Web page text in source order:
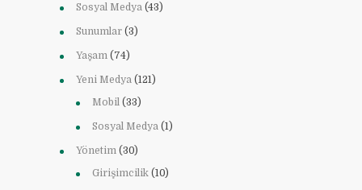
Sosyal Medya (43)
Sunumlar (3)
Yaşam (74)
Yeni Medya (121)
Mobil (33)
Sosyal Medya (1)
Yönetim (30)
Girişimcilik (10)